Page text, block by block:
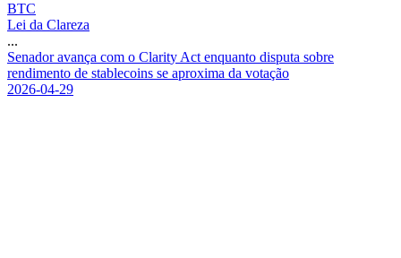
BTC
Lei da Clareza
...
Senador avança com o Clarity Act enquanto disputa sobre
rendimento de stablecoins se aproxima da votação
2026-04-29